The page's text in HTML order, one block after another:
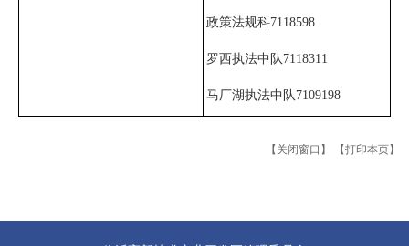
政策法规科7118598
罗西执法中队7118311
马厂湖执法中队7109198
【关闭窗口】 【打印本页】